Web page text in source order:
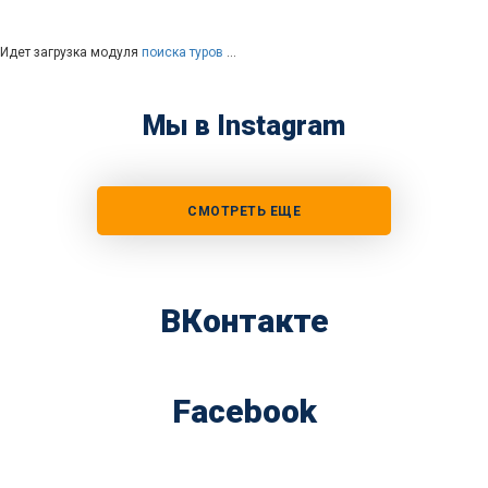
Идет загрузка модуля поиска туров …
Мы в Instagram
СМОТРЕТЬ ЕЩЕ
ВКонтакте
Facebook